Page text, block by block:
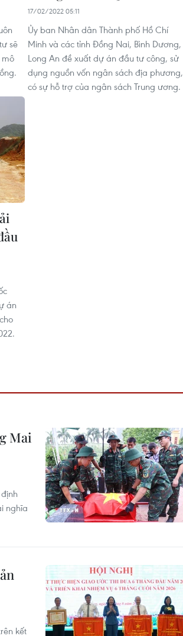
sẽ
17/02/2022 05:11
Ủy ban Nhân dân Thành phố Hồ Chí
Minh và các tỉnh Đồng Nai, Bình Dương,
Long An đề xuất dự án đầu tư công, sử
dụng nguồn vốn ngân sách địa phương,
có sự hỗ trợ của ngân sách Trung ương.
án
Mai
nghĩa
kết